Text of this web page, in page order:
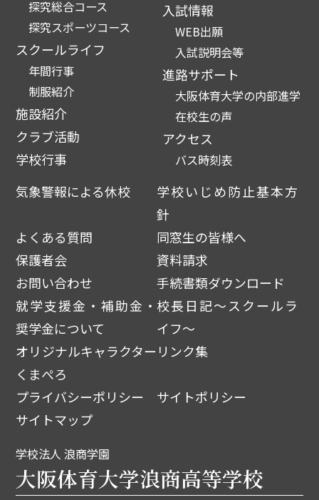
探究総合コース
探究スポーツコース
スクールライフ
年間行事
制服紹介
施設紹介
クラブ活動
学校行事
入試情報
WEB出願
入試説明会等
進路サポート
大阪体育大学の内部進学
在校生の声
アクセス
バス時刻表
気象警報による休校
学校いじめ防止基本方
針
よくある質問
同窓生の皆様へ
保護者会
資料請求
お問い合わせ
手続書類ダウンロード
就学支援金・補助金・
奨学金について
校長日記～スクールラ
イフ～
オリジナルキャラクター
くまぺろ
リンク集
プライバシーポリシー
サイトポリシー
サイトマップ
学校法人 浪商学園
大阪体育大学浪商高等学校